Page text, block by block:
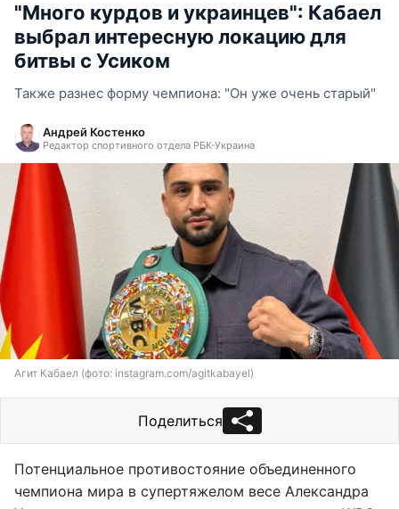
"Много курдов и украинцев": Кабаел
выбрал интересную локацию для
битвы с Усиком
Также разнес форму чемпиона: "Он уже очень старый"
Андрей Костенко
Редактор спортивного отдела РБК-Украина
Агит Кабаел (фото: instagram.com/agitkabayel)
Поделиться
Потенциальное противостояние объединенного
чемпиона мира в супертяжелом весе Александра